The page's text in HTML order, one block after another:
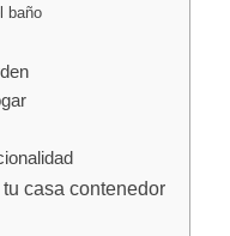
baño
casa contenedor